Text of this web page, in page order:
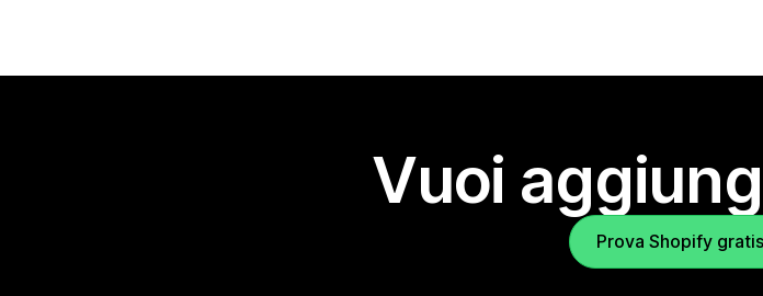
Vuoi
Prova Shopify